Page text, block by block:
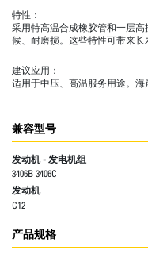
特性：
采用特高温合成橡胶管和一层
候、耐磨损。这些特性可带来长
建议应用：
适用于中压、高温服务用途。海
兼容型号
发动机 - 发电机组
3406B 3406C
发动机
C12
产品规格